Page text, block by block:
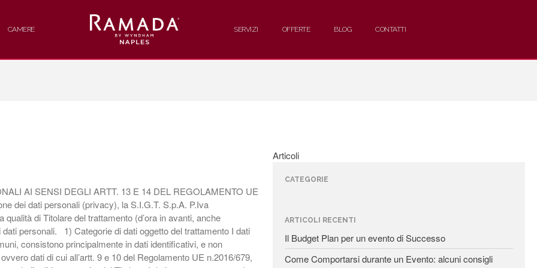
CAMERE
SERVIZI
CAMERE SERVIZI OFFERTE BLOG CONTATTI
AI SENSI DEGLI ARTT. 13 E 14 DEL REGOLAMENTO UE
dei dati personali (privacy), la S.I.G.T. S.p.A. P.Iva
di Titolare del trattamento (d’ora in avanti, anche
dati personali. 1) Categorie di dati oggetto del trattamento I dati
consistono principalmente in dati identificativi, e non
dati di cui all’artt. 9 e 10 del Regolamento UE n.2016/679,
Articoli
CATEGORIE
ARTICOLI RECENTI
Il Budget Plan per un evento di Successo
Come Comportarsi durante un Evento: alcuni consigli